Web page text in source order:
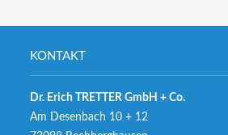
KONTAKT
Dr. Erich TRETTER GmbH + Co.
Am Desenbach 10 + 12